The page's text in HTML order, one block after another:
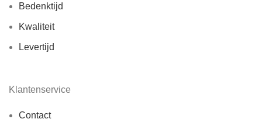
Bedenktijd
Kwaliteit
Levertijd
Klantenservice
Contact